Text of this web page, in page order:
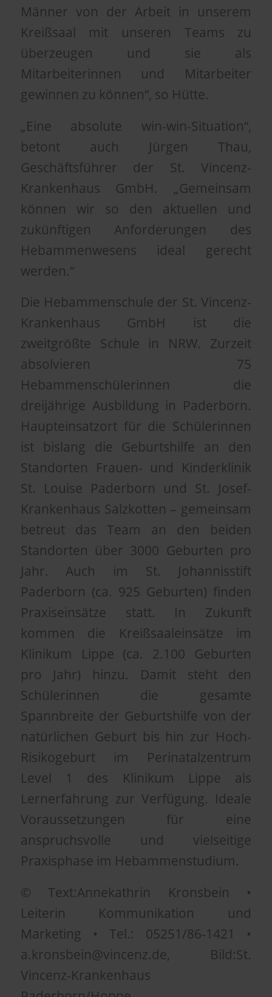
Männer von der Arbeit in unserem
Kreißsaal mit unseren Teams zu
überzeugen und sie als
Mitarbeiterinnen und Mitarbeiter
gewinnen zu können“, so Hütte.
„Eine absolute win-win-Situation“,
betont auch Jürgen Thau,
Geschäftsführer der St. Vincenz-
Krankenhaus GmbH. „Gemeinsam
können wir so den aktuellen und
zukünftigen Anforderungen des
Hebammenwesens ideal gerecht
werden.“
Die Hebammenschule der St. Vincenz-
Krankenhaus GmbH ist die
zweitgrößte Schule in NRW. Zurzeit
absolvieren 75
Hebammenschülerinnen die
dreijährige Ausbildung in Paderborn.
Haupteinsatzort für die Schülerinnen
ist bislang die Geburtshilfe an den
Standorten Frauen- und Kinderklinik
St. Louise Paderborn und St. Josef-
Krankenhaus Salzkotten – gemeinsam
betreut das Team an den beiden
Standorten über 3000 Geburten pro
Jahr. Auch im St. Johannisstift
Paderborn (ca. 925 Geburten) finden
Praxiseinsätze statt. In Zukunft
kommen die Kreißsaaleinsätze im
Klinikum Lippe (ca. 2.100 Geburten
pro Jahr) hinzu. Damit steht den
Schülerinnen die gesamte
Spannbreite der Geburtshilfe von der
natürlichen Geburt bis hin zur Hoch-
Risikogeburt im Perinatalzentrum
Level 1 des Klinikum Lippe als
Lernerfahrung zur Verfügung. Ideale
Voraussetzungen für eine
anspruchsvolle und vielseitige
Praxisphase im Hebammenstudium.
© Text:Annekathrin Kronsbein •
Leiterin Kommunikation und
Marketing • Tel.: 05251/86-1421 •
a.kronsbein@vincenz.de, Bild:St.
Vincenz-Krankenhaus